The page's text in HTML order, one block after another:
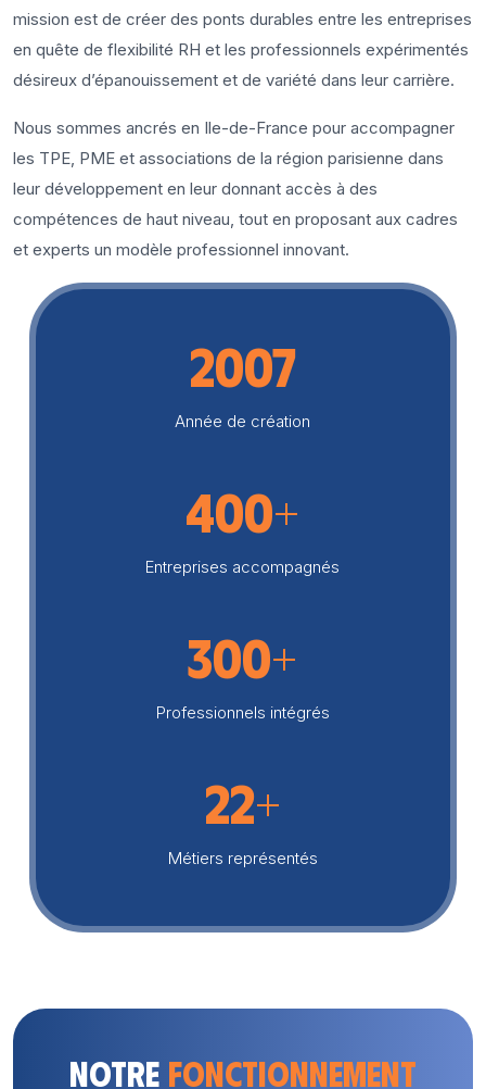
mission est de créer des ponts durables entre les entreprises
en quête de flexibilité RH et les professionnels expérimentés
désireux d’épanouissement et de variété dans leur carrière.
Nous sommes ancrés en Ile-de-France pour accompagner
les TPE, PME et associations de la région parisienne dans
leur développement en leur donnant accès à des
compétences de haut niveau, tout en proposant aux cadres
et experts un modèle professionnel innovant.
2007
Année de création
400+
Entreprises accompagnés
300+
Professionnels intégrés
22+
Métiers représentés
Notre fonctionnement